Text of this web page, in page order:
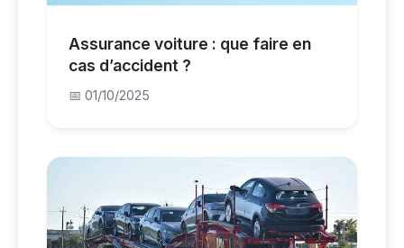
Assurance voiture : que faire en
cas d’accident ?
📅 01/10/2025